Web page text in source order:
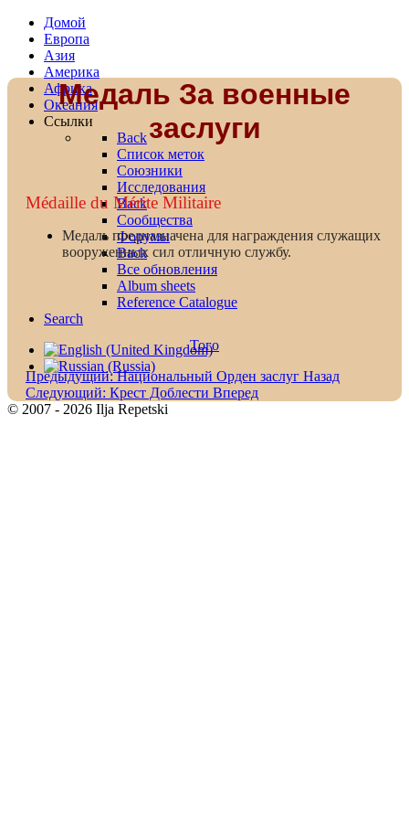
Домой
Европа
Азия
Америка
Африка
Океания
Ссылки
Back
Список меток
Союзники
Исследования
Back
Сообщества
Форумы
Back
Все обновления
Album sheets
Reference Catalogue
Search
Медаль За военные
заслуги
Médaille du Mérite Militaire
Медаль предназначена для награждения служащих
вооруженных сил отличную службу.
Того
Предыдущий: Национальный Орден заслуг Назад
Следующий: Крест Доблести Вперед
© 2007 - 2026 Ilja Repetski